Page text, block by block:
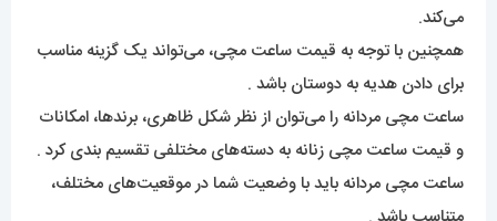
می‌کند.
همچنین با توجه به قیمت ساعت مچی، می‌تواند یک گزینه مناسب
برای دادن هدیه به دوستان باشد .
ساعت مچی مردانه را می‌توان از نظر شکل ظاهری، برند‌ها، امکانات
و قیمت ساعت مچی زنانه به دسته‌های مختلفی تقسیم بندی کرد .
ساعت مچی مردانه باید با وضعیت شما در موقعیت‌های مختلف،